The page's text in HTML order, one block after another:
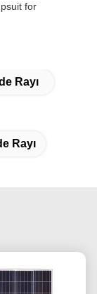
for
Rayı
Rayı